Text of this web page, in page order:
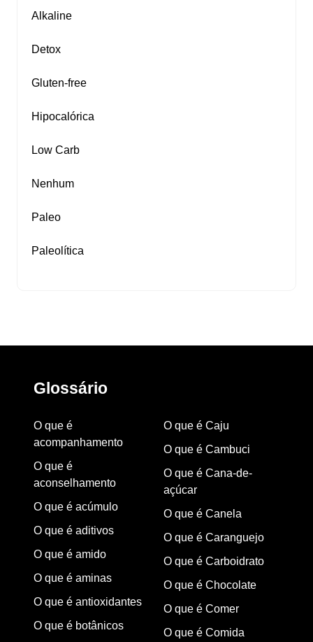
Alkaline
Detox
Gluten‑free
Hipocalórica
Low Carb
Nenhum
Paleo
Paleolítica
Glossário
O que é
acompanhamento
O que é
aconselhamento
O que é acúmulo
O que é aditivos
O que é amido
O que é aminas
O que é antioxidantes
O que é botânicos
O que é Caju
O que é Cambuci
O que é Cana-de-
açúcar
O que é Canela
O que é Caranguejo
O que é Carboidrato
O que é Chocolate
O que é Comer
O que é Comida